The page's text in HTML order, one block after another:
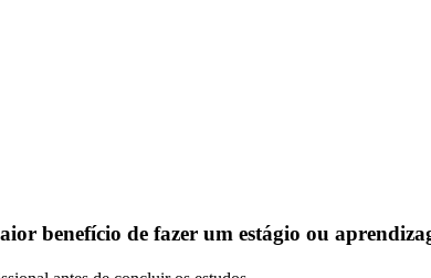
benefício de fazer um estágio ou